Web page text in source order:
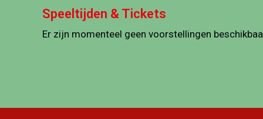
Speeltijden & Tickets
Er zijn momenteel geen voorstellingen